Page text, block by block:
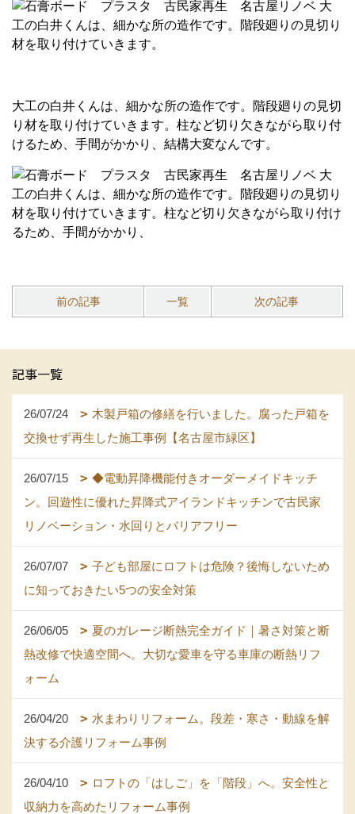
大工の白井くんは、細かな所の造作です。階段廻りの見切
り材を取り付けていきます。柱など切り欠きながら取り付
けるため、手間がかかり、結構大変なんです。
前の記事 一覧 次の記事
記事一覧
26/07/24
木製戸箱の修繕を行いました。腐った戸箱を
交換せず再生した施工事例【名古屋市緑区】
26/07/15
◆電動昇降機能付きオーダーメイドキッチ
ン。回遊性に優れた昇降式アイランドキッチンで古民家
リノベーション・水回りとバリアフリー
26/07/07
子ども部屋にロフトは危険？後悔しないため
に知っておきたい5つの安全対策
26/06/05
夏のガレージ断熱完全ガイド｜暑さ対策と断
熱改修で快適空間へ。大切な愛車を守る車庫の断熱リフ
ォーム
26/04/20
水まわりリフォーム。段差・寒さ・動線を解
決する介護リフォーム事例
26/04/10
ロフトの「はしご」を「階段」へ。安全性と
収納力を高めたリフォーム事例